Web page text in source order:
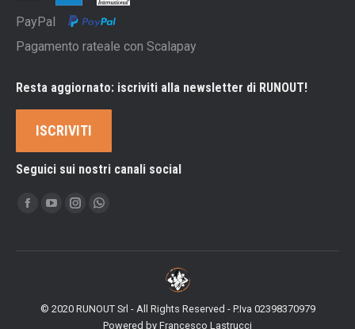
PayPal
Pagamento rateale con Scalapay
Resta aggiornato: iscriviti alla newsletter di RUNOUT!
ISCRIVITI
Seguici sui nostri canali social
Ci puoi trovare su:
Facebook
opens
window
YouTube
opens
window
Instagram
opens
window
Whatsapp
opens
window
© 2020 RUNOUT Srl - All Rights Reserved - P.Iva 02398370979
Powered by Francesco Lastrucci